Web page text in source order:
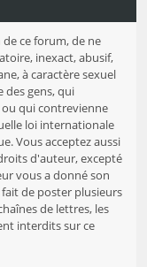
ce forum, de ne
inexact, abusif,
à caractère sexuel
des gens, qui
qui contrevienne
loi internationale
Vous acceptez aussi
d'auteur, excepté
vous a donné son
de poster plusieurs
de lettres, les
interdits sur ce